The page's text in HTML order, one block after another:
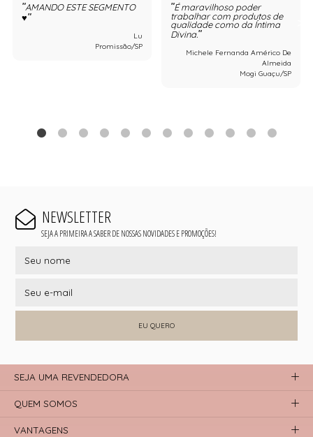
AMANDO ESTE SEGMENTO
♥️
Lu
Promissão/SP
É maravilhoso poder
trabalhar com produtos de
qualidade como da Íntima
Divina.
Michele Fernanda Américo De
Almeida
Mogi Guaçu/SP
NEWSLETTER
SEJA A PRIMEIRA A SABER DE NOSSAS NOVIDADES E PROMOÇÕES!
EU QUERO
SEJA UMA REVENDEDORA
QUEM SOMOS
VANTAGENS